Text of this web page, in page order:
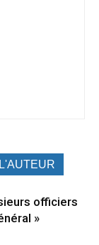
officiers
»